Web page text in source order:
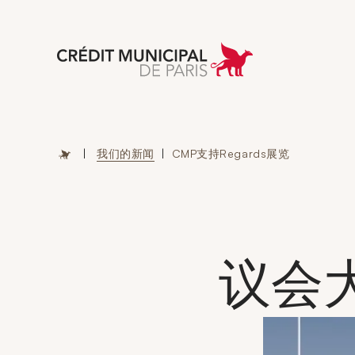
Aller à l'accueil
| 我们的新闻 | CMP支持Regards展览
议会